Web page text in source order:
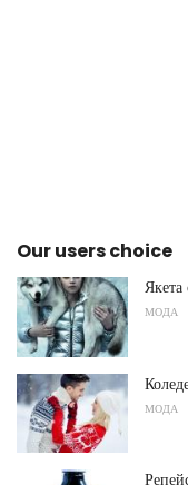
Our users choice
МОДА
МОДА